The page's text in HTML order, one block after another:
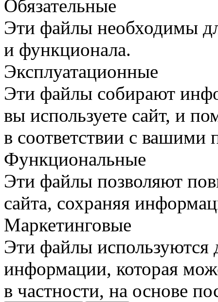
Обязательные
Эти файлы необходимы
и функционала.
Эксплуатационные
Эти файлы собирают
вы используете сайт, и
в соответствии с вашими
Функциональные
Эти файлы позволяют
сайта, сохраняя
Маркетинговые
Эти файлы используются
информации, которая
в частности, на основе